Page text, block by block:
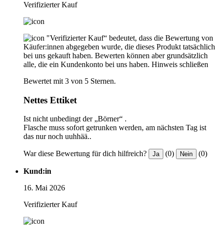
Verifizierter Kauf
"Verifizierter Kauf“ bedeutet, dass die Bewertung von
Käufer:innen abgegeben wurde, die dieses Produkt tatsächlich
bei uns gekauft haben. Bewerten können aber grundsätzlich
alle, die ein Kundenkonto bei uns haben. Hinweis schließen
Bewertet mit 3 von 5 Sternen.
Nettes Ettiket
Ist nicht unbedingt der „Börner“ .
Flasche muss sofort getrunken werden, am nächsten Tag ist
das nur noch uuhhää..
War diese Bewertung für dich hilfreich? Ja (0) Nein (0)
Kund:in
16. Mai 2026
Verifizierter Kauf